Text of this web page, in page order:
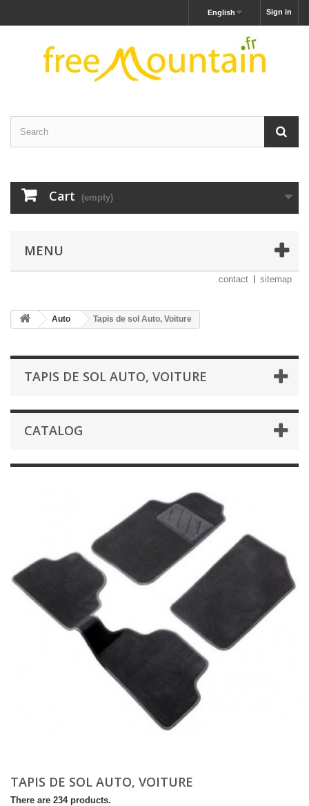
Sign in
English
Cart (empty)
MENU
contact sitemap
Auto Tapis de sol Auto, Voiture
TAPIS DE SOL AUTO, VOITURE
CATALOG
TAPIS DE SOL AUTO, VOITURE
There are 234 products.